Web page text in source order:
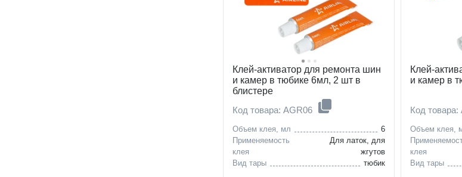
Клей-активатор для ремонта шин
и камер в тюбике 6мл, 2 шт в
блистере
Код товара: AGR06
Объем клея, мл
6
Применяемость
клея
Для латок, для
жгутов
Вид тары
тюбик
Клей-
и камер в
Код товара:
Объем клея,
клея
Вид тары